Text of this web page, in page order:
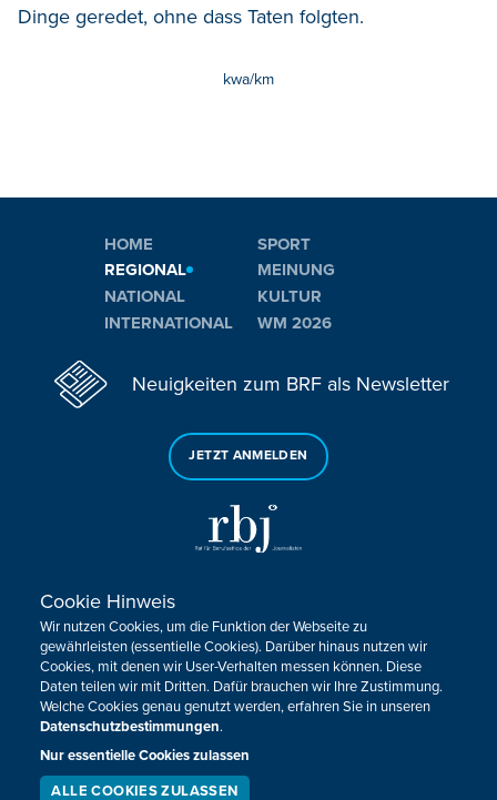
Dinge geredet, ohne dass Taten folgten.
kwa/km
HOME
REGIONAL
NATIONAL
INTERNATIONAL
SPORT
MEINUNG
KULTUR
WM 2026
Neuigkeiten zum BRF als Newsletter
JETZT ANMELDEN
Sie haben noch Fragen oder Anmerkungen?
KONTAKTIEREN SIE UNS!
Impressum Datenschutz Kontakt
Barrierefreiheit
Cookie-Zustimmung anpassen
Design, Konzept & Programmierung:
Cookie Hinweis
Wir nutzen Cookies, um die Funktion der Webseite zu
gewährleisten (essentielle Cookies). Darüber hinaus nutzen wir
Cookies, mit denen wir User-Verhalten messen können. Diese
Daten teilen wir mit Dritten. Dafür brauchen wir Ihre Zustimmung.
Welche Cookies genau genutzt werden, erfahren Sie in unseren
Datenschutzbestimmungen.
Nur essentielle Cookies zulassen
ALLE COOKIES ZULASSEN